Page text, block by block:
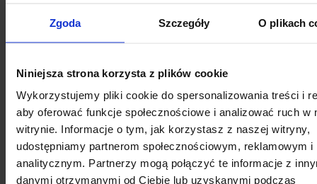
Zgoda Szczegóły O plikach
Niniejsza strona korzysta z plików cookie
Wykorzystujemy pliki cookie do spersonalizowania treści i
aby oferować funkcje społecznościowe i analizować ruch w
witrynie. Informacje o tym, jak korzystasz z naszej witryny,
udostępniamy partnerom społecznościowym, reklamowym i
analitycznym. Partnerzy mogą połączyć te informacje z
danymi otrzymanymi od Ciebie lub uzyskanymi podczas
SIERPNIA